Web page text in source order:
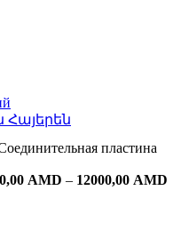
Հայերեն
пластина
AMD – 12000,00 AMD